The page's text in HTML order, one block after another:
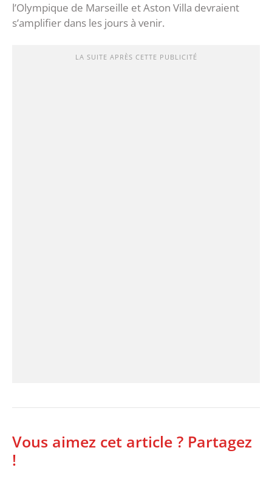
l’Olympique de Marseille et Aston Villa devraient
s’amplifier dans les jours à venir.
LA SUITE APRÈS CETTE PUBLICITÉ
Vous aimez cet article ? Partagez
!